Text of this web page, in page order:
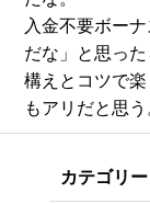
入金不要ボー
だな」と思っ
構えとコツで
もアリだと思う
カテゴリー